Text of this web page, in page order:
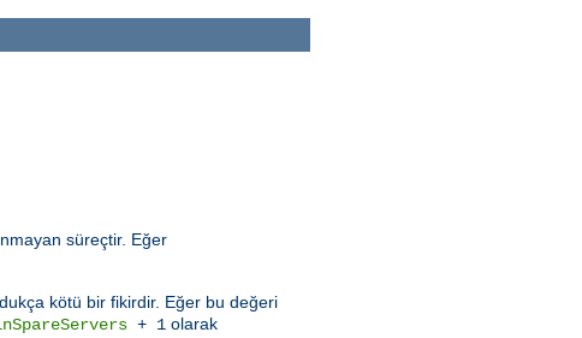
süreçtir. Eğer
kötü bir fikirdir. Eğer bu değeri
+ 1 olarak